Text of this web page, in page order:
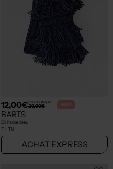
12,00€Prix boutique :
29,99€ -60%
BARTS
Echarpe bleu
T : TU
ACHAT EXPRESS